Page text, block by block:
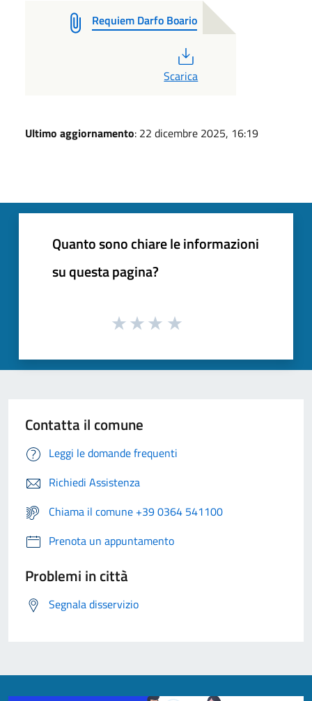
Requiem Darfo Boario
Scarica
Ultimo aggiornamento: 22 dicembre 2025, 16:19
Quanto sono chiare le informazioni
su questa pagina?
Contatta il comune
Leggi le domande frequenti
Richiedi Assistenza
Chiama il comune +39 0364 541100
Prenota un appuntamento
Problemi in città
Segnala disservizio